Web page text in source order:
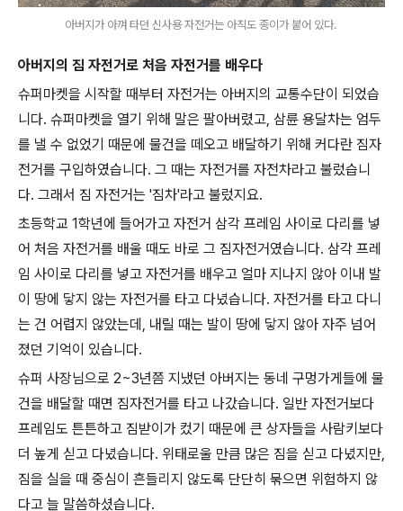
아버지가 아껴 타던 신사용 자전거는 아직도 종이가 붙어 있다.
아버지의 짐 자전거로 처음 자전거를 배우다
슈퍼마켓을 시작할 때부터 자전거는 아버지의 교통수단이 되었습
니다. 슈퍼마켓을 열기 위해 말은 팔아버렸고, 삼륜 용달차는 엄두
를 낼 수 없었기 때문에 물건을 떼오고 배달하기 위해 커다란 짐자
전거를 구입하였습니다. 그 때는 자전거를 자전차라고 불렀습니
다. 그래서 짐 자전거는 '짐차'라고 불렀지요.
초등학교 1학년에 들어가고 자전거 삼각 프레임 사이로 다리를 넣
어 처음 자전거를 배울 때도 바로 그 짐자전거였습니다. 삼각 프레
임 사이로 다리를 넣고 자전거를 배우고 얼마 지나지 않아 이내 발
이 땅에 닿지 않는 자전거를 타고 다녔습니다. 자전거를 타고 다니
는 건 어렵지 않았는데, 내릴 때는 발이 땅에 닿지 않아 자주 넘어
졌던 기억이 있습니다.
슈퍼 사장님으로 2~3년쯤 지냈던 아버지는 동네 구멍가게들에 물
건을 배달할 때면 짐자전거를 타고 나갔습니다. 일반 자전거보다
프레임도 튼튼하고 짐받이가 컸기 때문에 큰 상자들을 사람키보다
더 높게 싣고 다녔습니다. 위태로울 만큼 많은 짐을 싣고 다녔지만,
짐을 실을 때 중심이 흔들리지 않도록 단단히 묶으면 위험하지 않
다고 늘 말씀하셨습니다.